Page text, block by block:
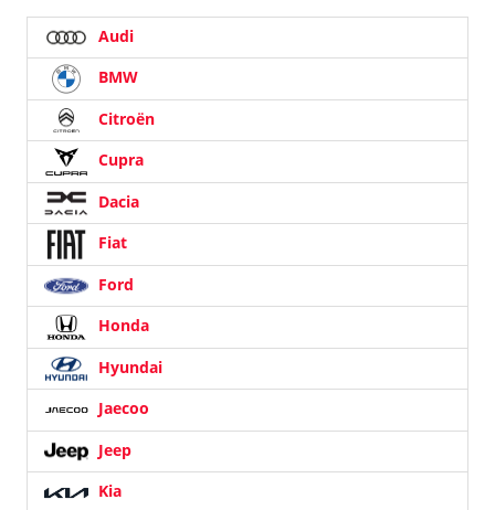
Audi
BMW
Citroën
Cupra
Dacia
Fiat
Ford
Honda
Hyundai
Jaecoo
Jeep
Kia